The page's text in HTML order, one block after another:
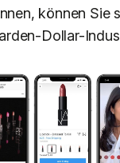
können Sie
Dollar-